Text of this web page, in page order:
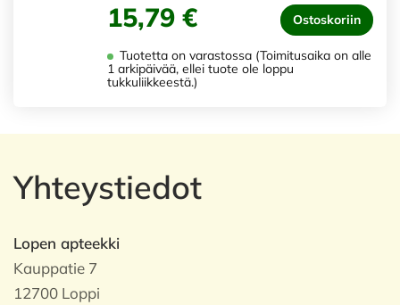
15,79 € Ostoskoriin
Tuotetta on varastossa (Toimitusaika on alle
1 arkipäivää, ellei tuote ole loppu
tukkuliikkeestä.)
Yhteystiedot
Lopen apteekki
Kauppatie 7
12700 Loppi